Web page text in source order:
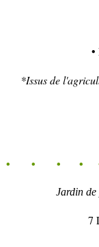
*Issus de
• • • •
Jardin de
7